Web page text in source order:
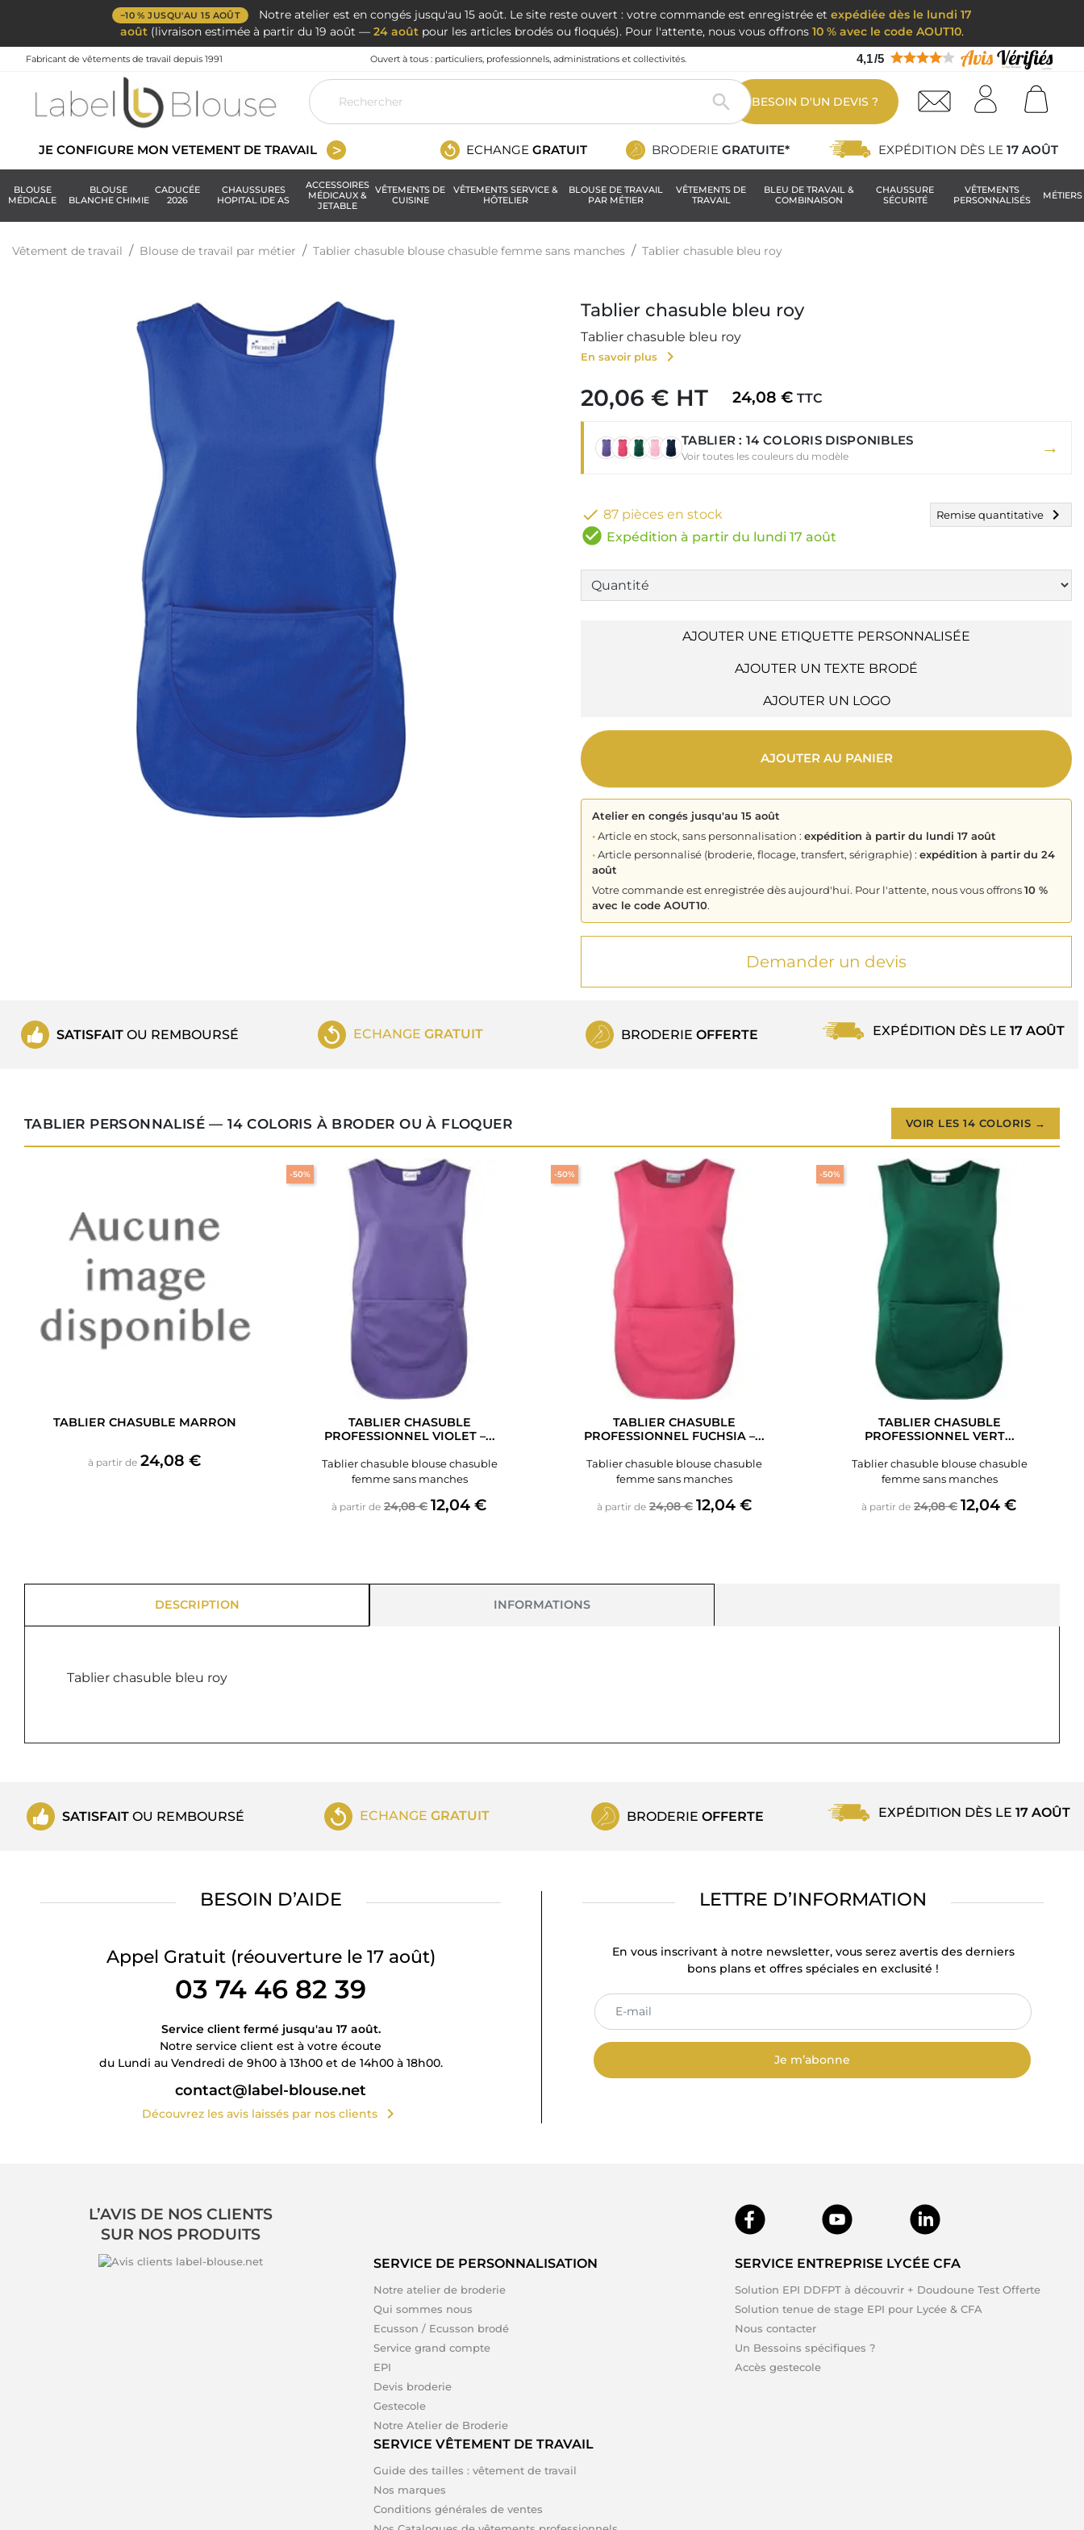
−10 % JUSQU'AU 15 AOÛT Notre atelier est en congés jusqu'au 15 août. Le site reste ouvert : votre commande est enregistrée etexpédiée dès le lundi 17
août (livraison estimée à partir du 19 août — 24 août pour les articles brodés ou floqués). Pour l'attente, nous vous offrons 10 % avec le code AOUT10.
Fabricant de vêtements de travail depuis 1991 Ouvert à tous : particuliers, professionnels, administrations et collectivités. 4,1/5
 BESOIN D'UN DEVIS ?
JE CONFIGURE MON VETEMENT DE TRAVAIL ECHANGE GRATUIT BRODERIE GRATUITE* EXPÉDITION DÈS LE 17 AOÛT
BLOUSE
MÉDICALE
BLOUSE
BLANCHE CHIMIE
CADUCÉE
2026
CHAUSSURES
HOPITAL IDE AS
ACCESSOIRES
MÉDICAUX &
JETABLE
VÊTEMENTS DE
CUISINE
VÊTEMENTS SERVICE &
HÔTELIER
BLOUSE DE TRAVAIL
PAR MÉTIER
VÊTEMENTS DE
TRAVAIL
BLEU DE TRAVAIL &
COMBINAISON
CHAUSSURE
SÉCURITÉ
VÊTEMENTS
PERSONNALISÉS
MÉTIERS
Vêtement de travail Blouse de travail par métier Tablier chasuble blouse chasuble femme sans manches Tablier chasuble bleu roy
Tablier chasuble bleu roy
Tablier chasuble bleu roy
En savoir plus chevron_right
20,06 € HT 24,08 € TTC
TABLIER : 14 COLORIS DISPONIBLES
Voir toutes les couleurs du modèle →
 87 pièces en stock
check_circle Expédition à partir du lundi 17 août
Remise quantitative chevron_right
AJOUTER UNE ETIQUETTE PERSONNALISÉE
AJOUTER UN TEXTE BRODÉ
AJOUTER UN LOGO
AJOUTER AU PANIER
Atelier en congés jusqu'au 15 août
•Article en stock, sans personnalisation : expédition à partir du lundi 17 août
•Article personnalisé (broderie, flocage, transfert, sérigraphie) : expédition à partir du 24
août
Votre commande est enregistrée dès aujourd'hui. Pour l'attente, nous vous offrons10 %
avec le code AOUT10.
Demander un devis
SATISFAITOU REMBOURSÉ ECHANGEGRATUIT BRODERIE OFFERTE EXPÉDITION DÈS LE 17 AOÛT
TABLIER PERSONNALISÉ — 14 COLORIS À BRODER OU À FLOQUER VOIR LES 14 COLORIS →
TABLIER CHASUBLE MARRON
à partir de Prix
24,08 €
TABLIER CHASUBLE
PROFESSIONNEL VIOLET –...
Tablier chasuble blouse chasuble
femme sans manches
à partir de Prix de base
24,08 € Prix
12,04 €
-50%
TABLIER CHASUBLE
PROFESSIONNEL FUCHSIA –...
Tablier chasuble blouse chasuble
femme sans manches
à partir de Prix de base
24,08 € Prix
12,04 €
-50%
TABLIER CHASUBLE
PROFESSIONNEL VERT...
Tablier chasuble blouse chasuble
femme sans manches
à partir de Prix de base
24,08 € Prix
12,04 €
-50%
DESCRIPTION INFORMATIONS
Tablier chasuble bleu roy
SATISFAIT OU REMBOURSÉ ECHANGE GRATUIT BRODERIE OFFERTE EXPÉDITION DÈS LE 17 AOÛT
BESOIN D’AIDE
Appel Gratuit (réouverture le 17 août)
03 74 46 82 39
Service client fermé jusqu'au 17 août.
Notre service client est à votre écoute
du Lundi au Vendredi de 9h00 à 13h00 et de 14h00 à 18h00.
contact@label-blouse.net
Découvrez les avis laissés par nos clients chevron_right
LETTRE D’INFORMATION
En vous inscrivant à notre newsletter, vous serez avertis des derniers
bons plans et offres spéciales en exclusité !
Je m’abonne
L’AVIS DE NOS CLIENTS
SUR NOS PRODUITS
SERVICE DE PERSONNALISATION
Notre atelier de broderie
Qui sommes nous
Ecusson / Ecusson brodé
Service grand compte
EPI
Devis broderie
Gestecole
Notre Atelier de Broderie
SERVICE ENTREPRISE LYCÉE CFA
Solution EPI DDFPT à découvrir + Doudoune Test Offerte
Solution tenue de stage EPI pour Lycée & CFA
Nous contacter
Un Bessoins spécifiques ?
Accès gestecole
SERVICE VÊTEMENT DE TRAVAIL
Guide des tailles : vêtement de travail
Nos marques
Conditions générales de ventes